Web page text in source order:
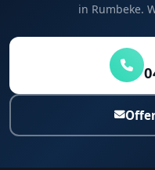
in Rumbeke.